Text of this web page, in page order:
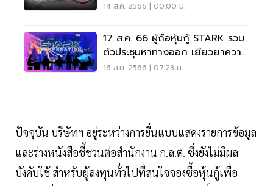
14 ส.ค. 2566 | 00:00 น.
17 ส.ค. 66 ผู้ถือหุ้นกู้ STARK รวม
ตัวประชุมหาทางออก เยียวยาความ
เสียหาย
16 ส.ค. 2566 | 07:23 น.
ปัจจุบัน บริษัทฯ อยู่ระหว่างการยื่นแบบแสดงรายการข้อมูล
และร่างหนังสือชี้ชวนต่อสำนักงาน ก.ล.ต. ซึ่งยังไม่มีผล
บังคับใช้ สำหรับผู้ลงทุนทั่วไปที่สนใจจองซื้อหุ้นกู้เพื่อ